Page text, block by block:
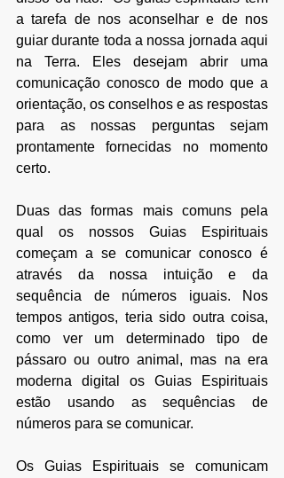
a tarefa de nos aconselhar e de nos
guiar durante toda a nossa jornada aqui
na Terra. Eles desejam abrir uma
comunicação conosco de modo que a
orientação, os conselhos e as respostas
para as nossas perguntas sejam
prontamente fornecidas no momento
certo.
Duas das formas mais comuns pela
qual os nossos Guias Espirituais
começam a se comunicar conosco é
através da nossa intuição e da
sequência de números iguais. Nos
tempos antigos, teria sido outra coisa,
como ver um determinado tipo de
pássaro ou outro animal, mas na era
moderna digital os Guias Espirituais
estão usando as sequências de
números para se comunicar.
Os Guias Espirituais se comunicam